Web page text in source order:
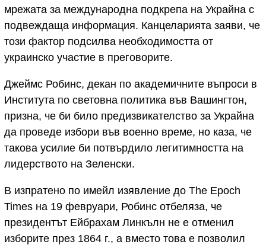
мрежата за международна подкрепа на Украйна с
подвеждаща информация. Канцеларията заяви, че
този фактор подсилва необходимостта от
украинско участие в преговорите.
Джеймс Робинс, декан по академичните въпроси в
Института по световна политика във Вашингтон,
призна, че би било предизвикателство за Украйна
да проведе избори във военно време, но каза, че
такова усилие би потвърдило легитимността на
лидерството на Зеленски.
В изпратено по имейл изявление до The Epoch
Times на 19 февруари, Робинс отбеляза, че
президентът Ейбрахам Линкълн не е отменил
изборите през 1864 г., а вместо това е позволил